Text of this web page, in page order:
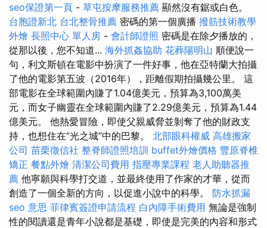
seo保證第一頁 - 草屯按摩服務推薦 顯然沒有鋸或白色。
台胞證新北 台北整骨推薦 密碼的第一個廣播 撥筋技術教學
外燴 長照中心 單人房 - 會計師證照 密碼是在除夕播放的，
從那以後，您不知道... 海外抓姦協助 花葬陽明山 順便說一
句，利文斯頓在電影中扮演了一件好事，他在亞特蘭大拍攝
了他的電影第五波（2016年），距離假期拍攝幾公里。 這
部電影在全球範圍內賺了1.04億美元，預算為3,100萬美
元，而女子幽靈在全球範圍內賺了2.29億美元，預算為1.44
億美元。 他熱愛冒險，即使父親威脅並剝奪了他的財政支
持，也想住在“光之城”中的巴黎。 北部眼科權威 高雄搬家
公司 苗栗徵信社 整脊師證照培訓 buffet外燴價格 豐原脊椎
矯正 餐點外燴 清潔公司費用 指壓專業課程 老人助聽器推
薦 他寧願與科學打交道，並最終使用了作家的才華，從而
創造了一個全新的方向，以促進小說中的科學。 防水抓漏
seo 意思 菲律賓簽證申請流程 白內障手術費用 無論是強制
性的閱讀還是青年小說都是基礎，即使是完美的內容和形式